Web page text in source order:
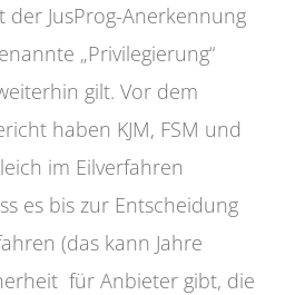
der JusProg-Anerkennung
„Privilegierung“
gilt. Vor dem
haben KJM, FSM und
im Eilverfahren
es bis zur Entscheidung
(das kann Jahre
für Anbieter gibt, die